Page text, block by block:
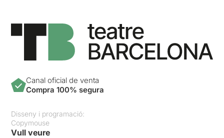
Canal oficial de venta
Compra 100% segura
Disseny i programació:
Copymouse
Vull veure